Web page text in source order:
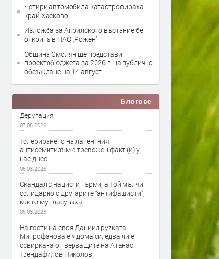
Четири автомобила катастрофираха
край Хасково
Изложба за Априлското въстание бе
открита в НАО „Рожен“
Община Смолян ще представи
проектобюджета за 2026 г. на публично
обсъждане на 14 август
Блогове
Деругация
07.08.2026
Толерирането на латентния
антисемитизъм е тревожен факт (и) у
нас днес
06.08.2026
Скандал с нацисти гърми, а Той мълчи
солидарно с другарите “антифашисти”,
които му гласуваха
05.08.2026
На гости на своя Даниил руzката
Митрофанова е у дома си, едва ли е
освиркана от верващите на Атанас
Трендафилов Николов